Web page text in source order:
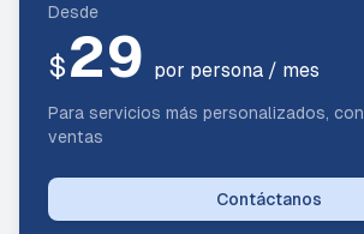
Desde
$29 por persona / mes
Para servicios más personalizados,
ventas
Contáctanos